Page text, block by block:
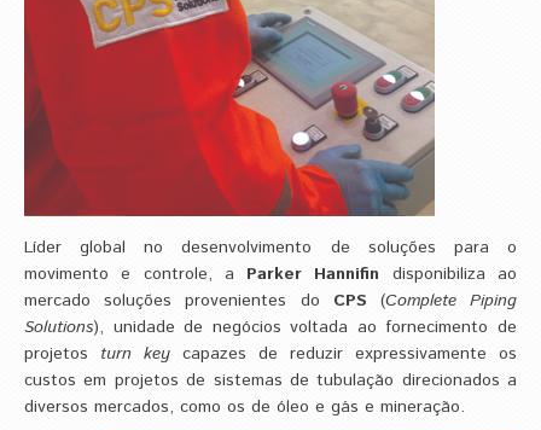
Líder global no desenvolvimento de soluções para o
movimento e controle, a Parker Hannifin disponibiliza ao
mercado soluções provenientes do CPS (Complete Piping
Solutions), unidade de negócios voltada ao fornecimento de
projetos turn key capazes de reduzir expressivamente os
custos em projetos de sistemas de tubulação direcionados a
diversos mercados, como os de óleo e gás e mineração.